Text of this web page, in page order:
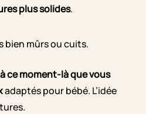
plus solides.
bien mûrs ou cuits.
à ce moment-là que vous
adaptés pour bébé. L’idée